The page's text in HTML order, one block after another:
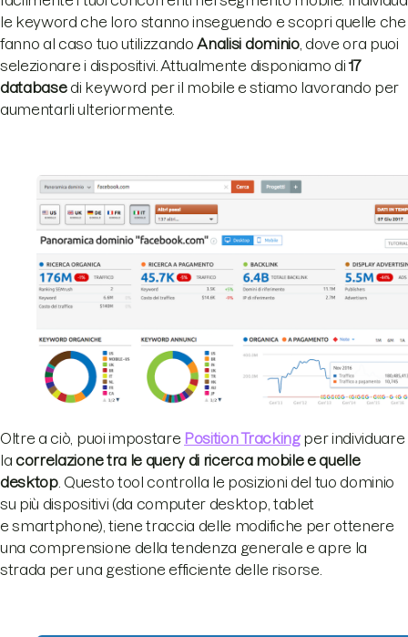
le keyword che loro stanno inseguendo e scopri quelle che
fanno al caso tuo utilizzandoAnalisi dominio, dove ora puoi
selezionare i dispositivi. Attualmente disponiamo di17
databasedi keyword per il mobile e stiamo lavorando per
aumentarli ulteriormente.
Oltre a ciò, puoi impostare Position Trackingper individuare
la correlazione tra le query di ricerca mobile e quelle
desktop. Questo tool controlla le posizioni del tuo dominio
su più dispositivi (da computer desktop, tablet
e smartphone), tiene traccia delle modifiche per ottenere
una comprensione della tendenza generale e apre la
strada per una gestione efficiente delle risorse.